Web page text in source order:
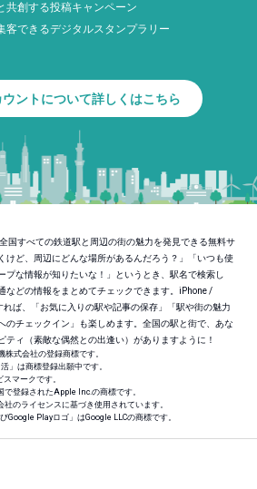
共創する投稿キャンペーン
客できるデジタルスタンプラリー
ントについて詳しくはこちら
国すべての鉄道駅と周辺の街の魅力を発見できる無料サ
けど、周辺にどんな場所があるんだろう？」「いつも使
プな情報が知りたいな！」というとき、駅名で検索し
などの情報をまとめてチェックできます。iPhone /
ば、「お気に入りの駅や記事の保存」「駅や街の魅力
のチェックイン」も楽しめます。全国の駅と街で、あな
ティ（素敵な偶然との出逢い）がありますように！
株式会社の登録商標です。
」は商標登録出願中です。
マークです。
で登録されたApple Inc.の商標です。
のライセンスに基づき使用されています。
Google Playロゴ」はGoogle LLCの商標です。